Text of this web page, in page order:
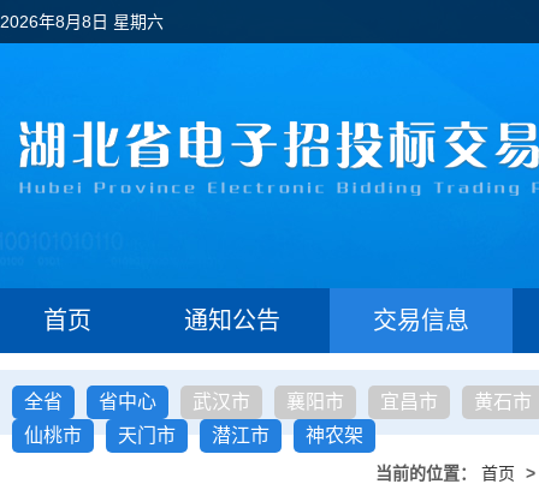
2026年8月8日 星期六
首页 通知公告 交易信息
全省 省中心 武汉市 襄阳市 宜昌市
黄石市
仙桃市
天门市 潜江市 神农架
当前的位置： 首页 >